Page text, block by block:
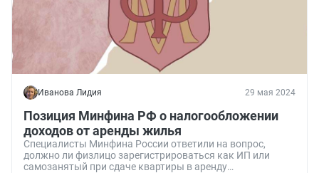
Иванова Лидия 29 мая 2024
Позиция Минфина РФ о налогообложении
доходов от аренды жилья
Специалисты Минфина России ответили на вопрос,
должно ли физлицо зарегистрироваться как ИП или
самозанятый при сдаче квартиры в аренду